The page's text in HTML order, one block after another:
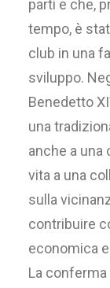
parti e che,
tempo, è
club in una
sviluppo.
Benedetto
una
anche a una
vita a una
sulla
contribuire
economica
La